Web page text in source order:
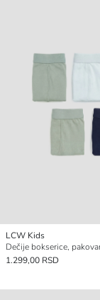
LCW Kids
Dečije bokserice,
1.299,00 RSD